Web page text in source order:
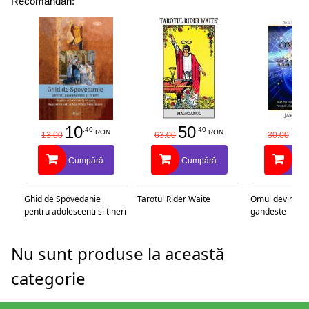
13.00 10.40 RON
Cumpără
Ghid de Spovedanie
pentru adolescenti si tineri
63.00 50.40 RON
Cumpără
Tarotul Rider Waite
30.00 25
Omul devine
gandeste
Nu sunt produse la această
categorie